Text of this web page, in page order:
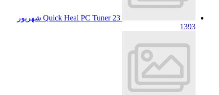
Quick Heal PC Tuner 23 شهریور
1393